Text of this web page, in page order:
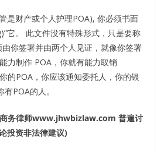
是财产或个人护理POA), 你必须书面
它。 此文件没有特殊形式，只是要称
由你签署并由两个人见证，就像你签署
力制作 POA，你就有能力取销
的POA，你应该通知委托人，你的银
POA的人。
务律师www.jhwbizlaw.com 普遍讨
投资非法律建议)